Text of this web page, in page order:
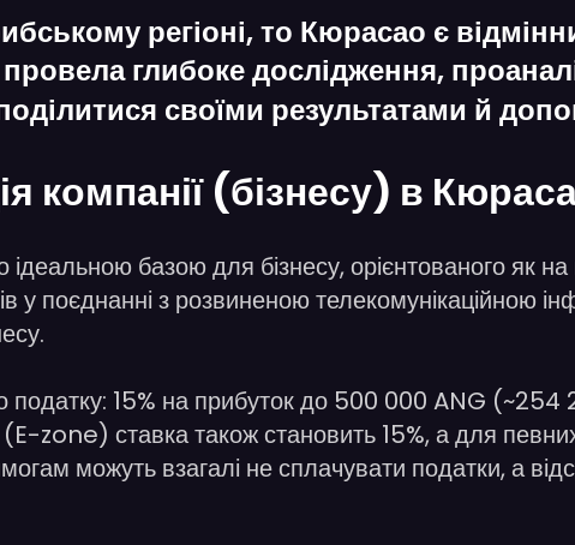
регіоні, то Кюрасао є
провела глибоке дослідження,
своїми результатами й
компанії (бізнесу) в
базою для бізнесу, орієнтованого як на
у поєднанні з розвиненою телекомунікаційною
податку: 15% на прибуток до 500 000 ANG
(E-zone) ставка також становить 15%, а для
можуть взагалі не сплачувати податки, а